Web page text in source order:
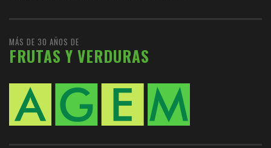
MÁS DE 30 AÑOS DE
FRUTAS Y VERDURAS